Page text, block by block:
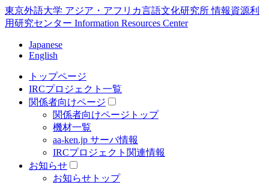
東京外語大学 アジア・アフリカ言語文化研究所 情報資源利
用研究センター Information Resources Center
Japanese
English
トップページ
IRCプロジェクト一覧
関係者向けページ
関係者向けページトップ
機材一覧
aa-ken.jp サーバ情報
IRCプロジェクト関連情報
お知らせ
お知らせトップ